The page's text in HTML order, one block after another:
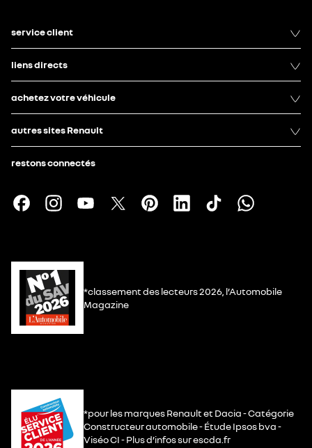
service client
liens directs
achetez votre véhicule
autres sites Renault
restons connectés
*classement des lecteurs 2026, l’Automobile
Magazine
*pour les marques Renault et Dacia - Catégorie
Constructeur automobile - Étude Ipsos bva -
Viséo CI - Plus d’infos sur escda.fr